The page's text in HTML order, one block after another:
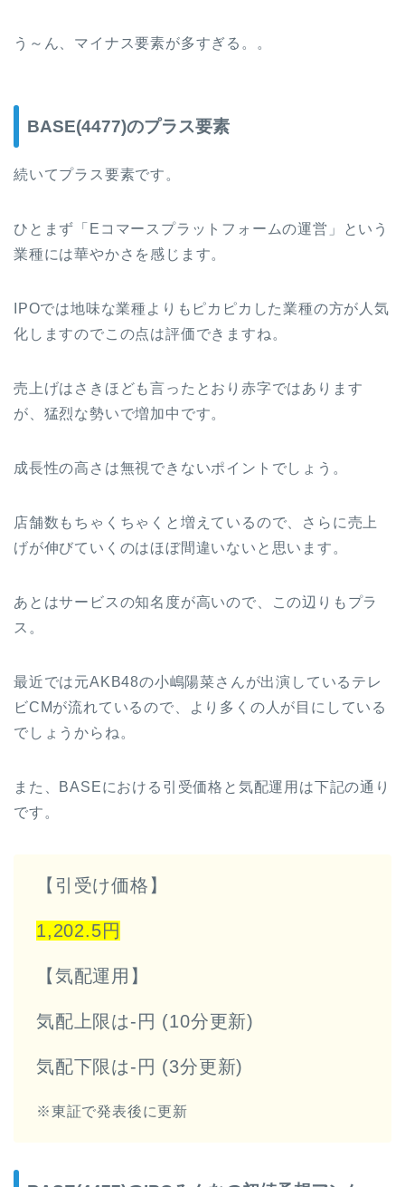
う～ん、マイナス要素が多すぎる。。
BASE(4477)のプラス要素
続いてプラス要素です。
ひとまず「Eコマースプラットフォームの運営」という
業種には華やかさを感じます。
IPOでは地味な業種よりもピカピカした業種の方が人気
化しますのでこの点は評価できますね。
売上げはさきほども言ったとおり赤字ではあります
が、猛烈な勢いで増加中です。
成長性の高さは無視できないポイントでしょう。
店舗数もちゃくちゃくと増えているので、さらに売上
げが伸びていくのはほぼ間違いないと思います。
あとはサービスの知名度が高いので、この辺りもプラ
ス。
最近では元AKB48の小嶋陽菜さんが出演しているテレ
ビCMが流れているので、より多くの人が目にしている
でしょうからね。
また、BASEにおける引受価格と気配運用は下記の通り
です。
【引受け価格】
1,202.5円
【気配運用】
気配上限は-円 (10分更新)
気配下限は-円 (3分更新)
※東証で発表後に更新